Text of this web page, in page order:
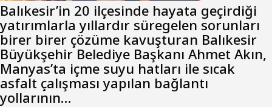
Balıkesir’in 20 ilçesinde hayata geçirdiği
yatırımlarla yıllardır süregelen sorunları
birer birer çözüme kavuşturan Balıkesir
Büyükşehir Belediye Başkanı Ahmet Akın,
Manyas’ta içme suyu hatları ile sıcak
asfalt çalışması yapılan bağlantı
yollarının…